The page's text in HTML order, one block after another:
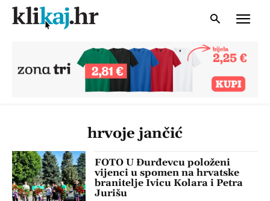
hrvoje jančić
FOTO U Đurđevcu položeni
vijenci u spomen na hrvatske
branitelje Ivicu Kolara i Petra
Jurišu